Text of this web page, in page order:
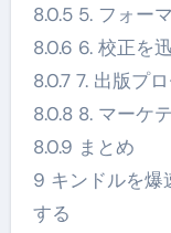
8.0.5 5. フォー
8.0.6 6. 校正を
8.0.7 7. 出版プ
8.0.8 8. マーケ
8.0.9 まとめ
9 キンドルを爆
する